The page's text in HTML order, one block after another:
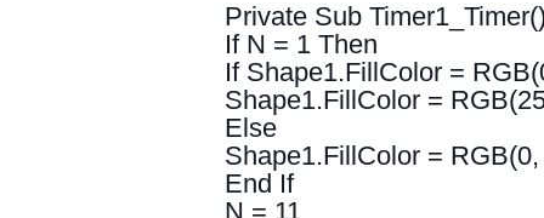
Private Sub
If N = 1 Then
If Shape1.FillColor =
Shape1.FillColor =
Else
Shape1.FillColor =
End If
N = 11